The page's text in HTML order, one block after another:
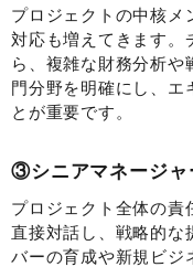
プロジェクトの中核メ
対応も増えてきます。
ら、複雑な財務分析や
門分野を明確にし、エ
とが重要です。
③シニアマネージャ
プロジェクト全体の責
直接対話し、戦略的な
バーの育成や新規ビジ